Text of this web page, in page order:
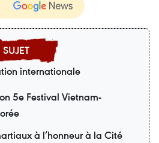
internationale
5e Festival Vietnam-
à l’honneur à la Cité